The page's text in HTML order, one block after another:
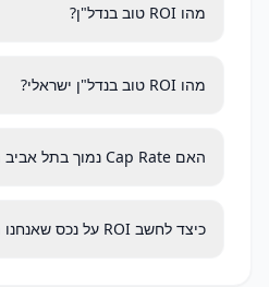
מהו ROI טוב בנדל"ן?
מהו ROI טוב בנדל"ן ישראלי?
האם Cap Rate נמוך בתל אביב מצדיק השקעה?
כיצד לחשב ROI על נכס שאנחנו מתגוררים בו?